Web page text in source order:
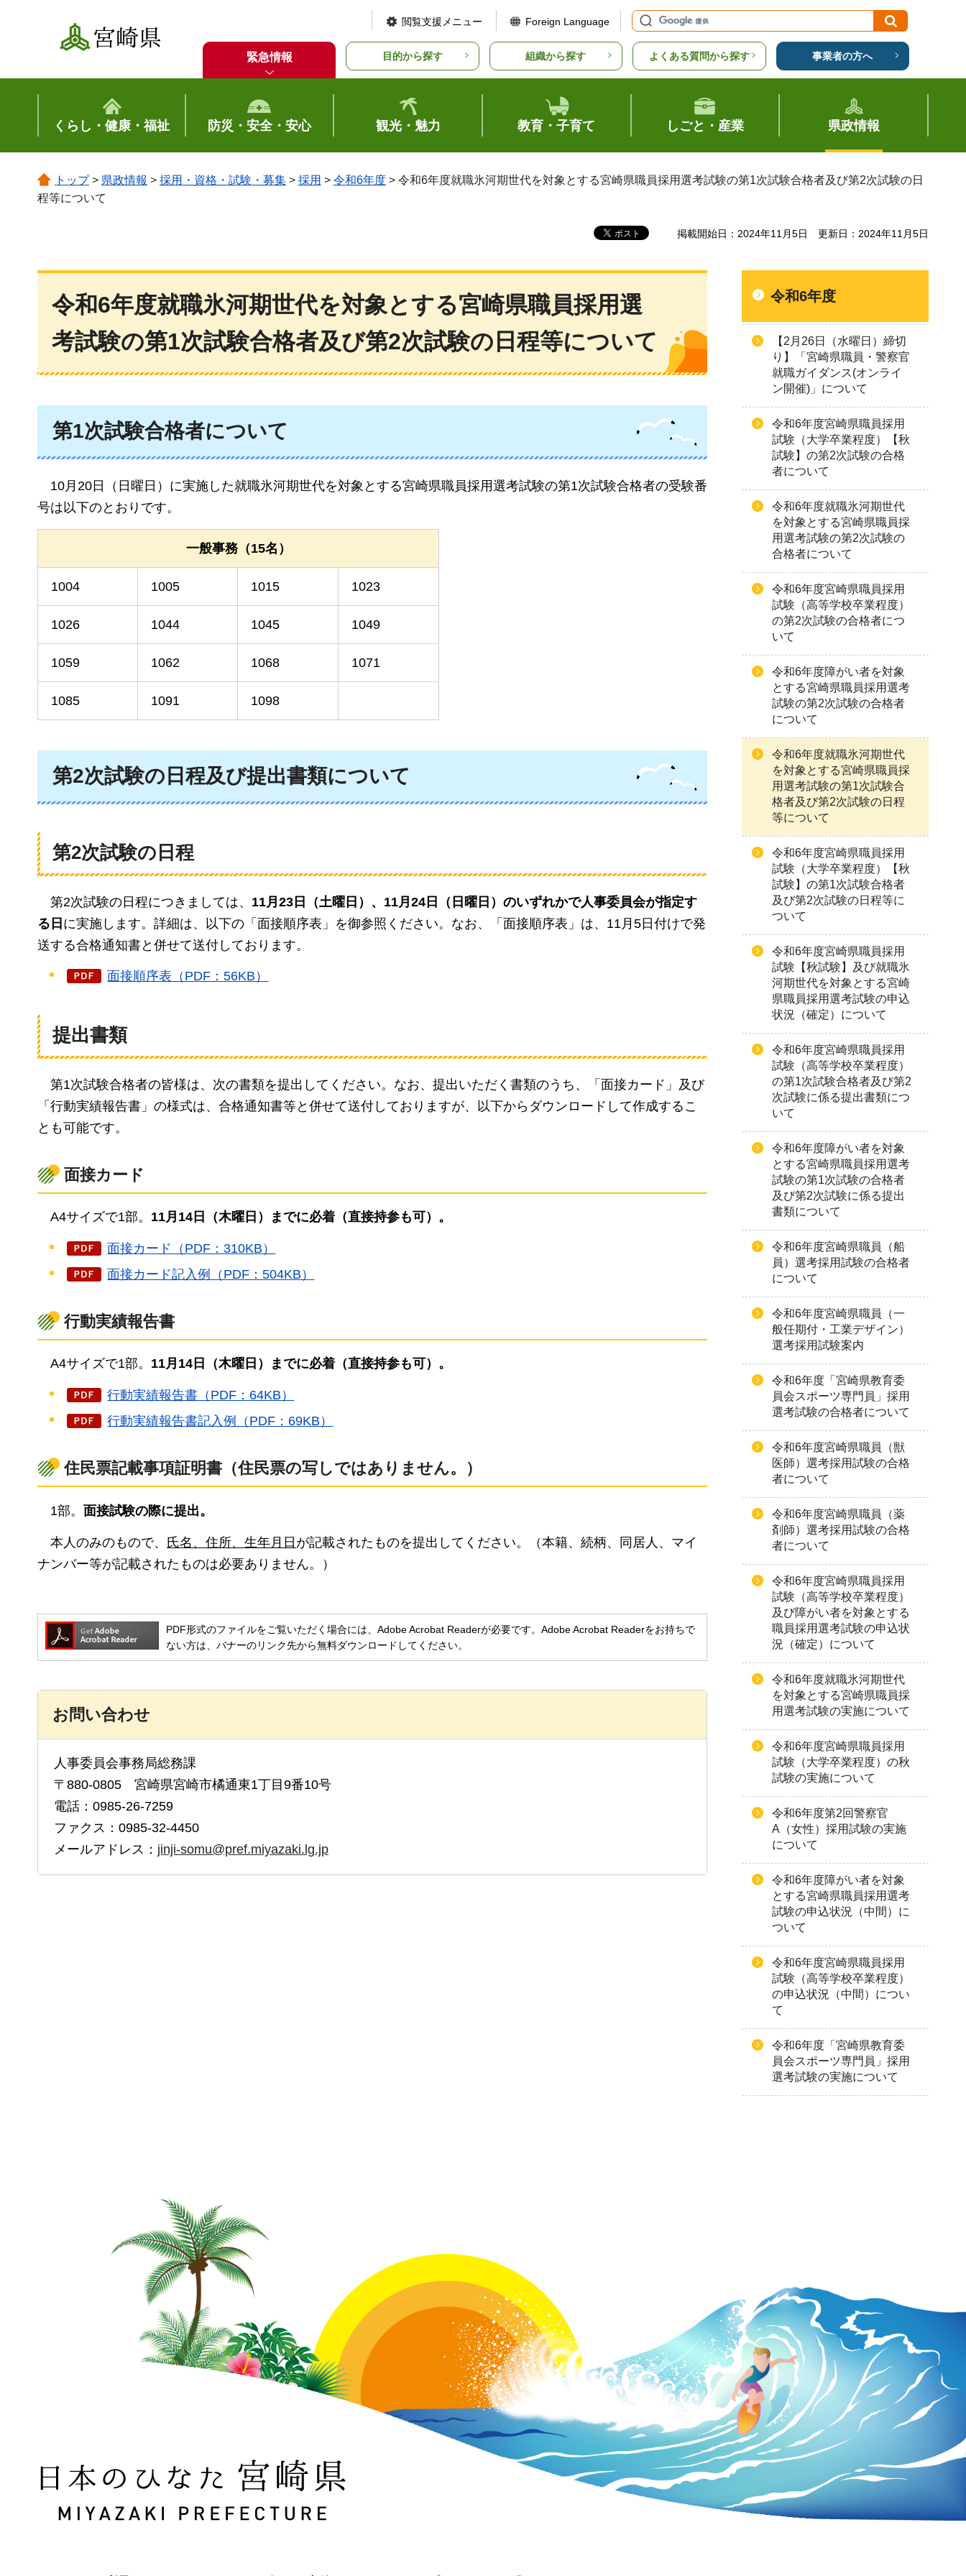
宮崎県
閲覧支援メニュー Foreign Language
緊急情報 目的から探す 組織から探す よくある質問から探す 事業者の方へ
くらし・健康・福祉 防災・安全・安心 観光・魅力 教育・子育て しごと・産業 県政情報
トップ> 県政情報 > 採用・資格・試験・募集 > 採用 > 令和6年度 > 令和6年度就職氷河期世代を対象とする宮崎県職員採用選考試験の第1次試験合格者及び第2次試験の日
程等について
掲載開始日：2024年11月5日 更新日：2024年11月5日
令和6年度就職氷河期世代を対象とする宮崎県職員採用選
考試験の第1次試験合格者及び第2次試験の日程等について
第1次試験合格者について
10月20日
（日曜日）に実施した就職氷河期世代を対象とする宮崎県職員採用選考試験の第1次試験合格者の受験番
号は以下のとおりです。
一般事務（15名）
1004 1005 1015 1023
1026 1044 1045 1049
1059 1062 1068 1071
1085 1091 1098
第2次試験の日程及び提出書類について
第2次試験の日程
第2次試験の日程につきましては、 11月23日（土曜日）、11月24日（日曜日）のいずれかで人事委員会が指定す
る日 に実施します。詳細は、以下の「面接順序表」を御参照ください。なお、「面接順序表」は、11月5日付けで発
送する合格通知書と併せて送付しております。
面接順序表（PDF：56KB）
提出書類
第1次試験合格者の皆様は、次の書類を提出してください。なお、提出いただく書類のうち、「面接カード」及び
「行動実績報告書」の様式は、合格通知書等と併せて送付しておりますが、以下からダウンロードして作成するこ
とも可能です。
面接カード
A4サイズで1部。 11月14日（木曜日）までに必着（直接持参も可）。
面接カード（PDF：310KB）
面接カード記入例（PDF：504KB）
行動実績報告書
A4サイズで1部。 11月14日（木曜日）までに必着（直接持参も可）。
行動実績報告書（PDF：64KB）
行動実績報告書記入例（PDF：69KB）
住民票記載事項証明書（住民票の写しではありません。）
1部。 面接試験の際に提出。
本人のみのもので、 氏名、住所、生年月日 が記載されたものを提出してください。（本籍、続柄、同居人、マイ
ナンバー等が記載されたものは必要ありません。）
PDF形式のファイルをご覧いただく場合には、Adobe Acrobat Readerが必要です。Adobe Acrobat Readerをお持ちで
ない方は、バナーのリンク先から無料ダウンロードしてください。
お問い合わせ
人事委員会事務局総務課
〒880-0805 宮崎県宮崎市橘通東1丁目9番10号
電話：0985-26-7259
ファクス：0985-32-4450
メールアドレス： jinji-somu@pref.miyazaki.lg.jp
令和6年度
【2月26日（水曜日）締切
り】「宮崎県職員・警察官
就職ガイダンス(オンライ
ン開催)」について
令和6年度宮崎県職員採用
試験（大学卒業程度）【秋
試験】の第2次試験の合格
者について
令和6年度就職氷河期世代
を対象とする宮崎県職員採
用選考試験の第2次試験の
合格者について
令和6年度宮崎県職員採用
試験（高等学校卒業程度）
の第2次試験の合格者につ
いて
令和6年度障がい者を対象
とする宮崎県職員採用選考
試験の第2次試験の合格者
について
令和6年度就職氷河期世代
を対象とする宮崎県職員採
用選考試験の第1次試験合
格者及び第2次試験の日程
等について
令和6年度宮崎県職員採用
試験（大学卒業程度）【秋
試験】の第1次試験合格者
及び第2次試験の日程等に
ついて
令和6年度宮崎県職員採用
試験【秋試験】及び就職氷
河期世代を対象とする宮崎
県職員採用選考試験の申込
状況（確定）について
令和6年度宮崎県職員採用
試験（高等学校卒業程度）
の第1次試験合格者及び第2
次試験に係る提出書類につ
いて
令和6年度障がい者を対象
とする宮崎県職員採用選考
試験の第1次試験の合格者
及び第2次試験に係る提出
書類について
令和6年度宮崎県職員（船
員）選考採用試験の合格者
について
令和6年度宮崎県職員（一
般任期付・工業デザイン）
選考採用試験案内
令和6年度「宮崎県教育委
員会スポーツ専門員」採用
選考試験の合格者について
令和6年度宮崎県職員（獣
医師）選考採用試験の合格
者について
令和6年度宮崎県職員（薬
剤師）選考採用試験の合格
者について
令和6年度宮崎県職員採用
試験（高等学校卒業程度）
及び障がい者を対象とする
職員採用選考試験の申込状
況（確定）について
令和6年度就職氷河期世代
を対象とする宮崎県職員採
用選考試験の実施について
令和6年度宮崎県職員採用
試験（大学卒業程度）の秋
試験の実施について
令和6年度第2回警察官
A（女性）採用試験の実施
について
令和6年度障がい者を対象
とする宮崎県職員採用選考
試験の申込状況（中間）に
ついて
令和6年度宮崎県職員採用
試験（高等学校卒業程度）
の申込状況（中間）につい
て
令和6年度「宮崎県教育委
員会スポーツ専門員」採用
選考試験の実施について
日本のひなた 宮崎県 MIYAZAKI PREFECTURE